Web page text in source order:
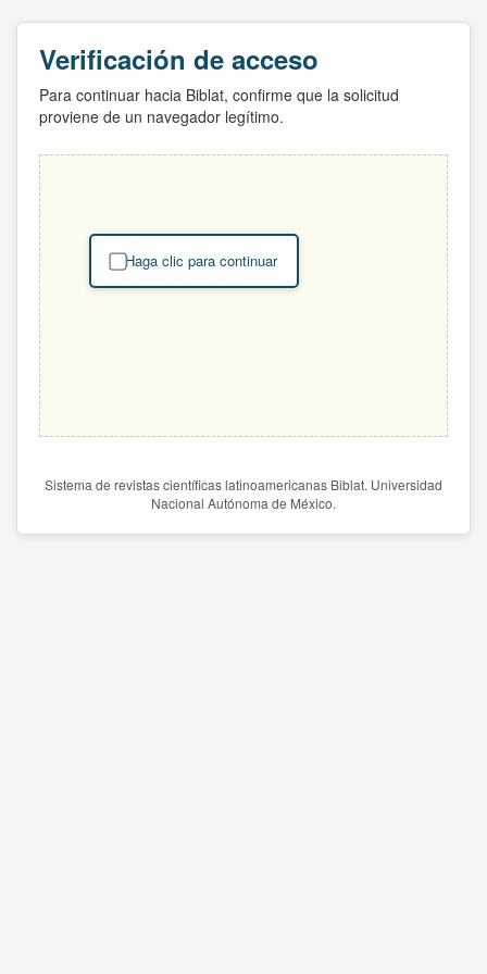
Verificación de acceso
Para continuar hacia Biblat, confirme que la solicitud
proviene de un navegador legítimo.
Haga clic para continuar
Sistema de revistas científicas latinoamericanas Biblat. Universidad
Nacional Autónoma de México.